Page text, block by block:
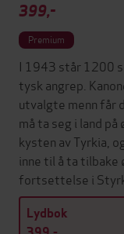
399,-
Premium
I 1943 står 1200
tysk angrep.
utvalgte menn får
må ta seg i land
kysten av Tyrkia,
inne til å ta tilbake
fortsettelse i
Lydbok